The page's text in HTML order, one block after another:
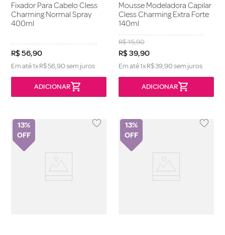
Fixador Para Cabelo Cless
Charming Normal Spray
400ml
R$56,90
Em até1xR$56,90sem juros
Mousse Modeladora Capilar
Cless Charming Extra Forte
140ml
R$45,90
R$39,90
Em até1xR$39,90sem juros
13% 13%